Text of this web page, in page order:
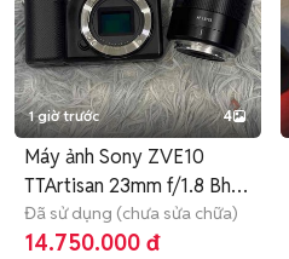
1 giờ trước 4
Máy ảnh Sony ZVE10
TTArtisan 23mm f/1.8 Bh
4/2028
Đã sử dụng (chưa sửa chữa)
14.750.000 đ